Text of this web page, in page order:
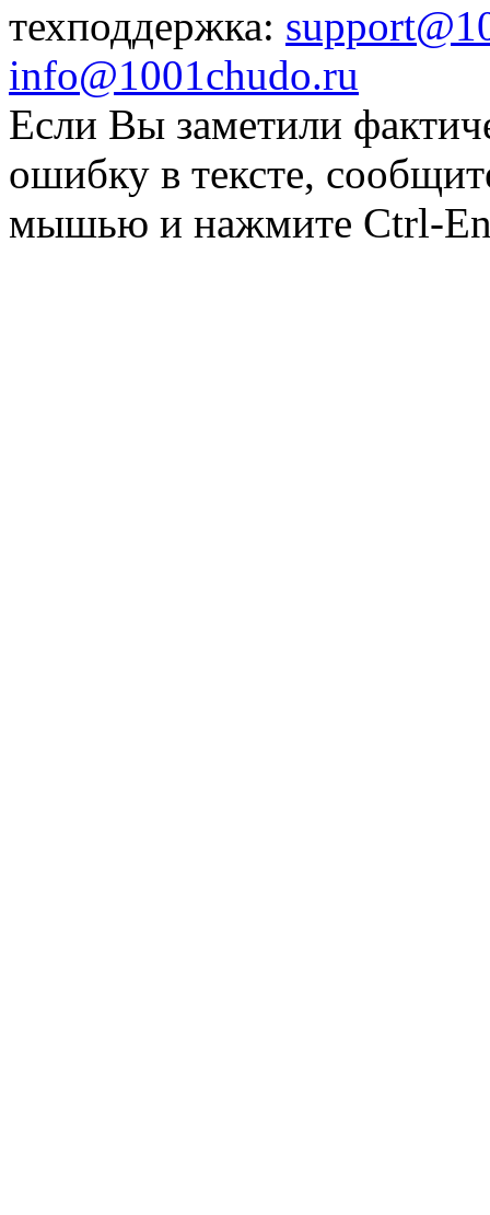
техподдержка:
info@1001chudo.ru
Если Вы заметили
ошибку в тексте,
мышью и нажмите Ctrl-